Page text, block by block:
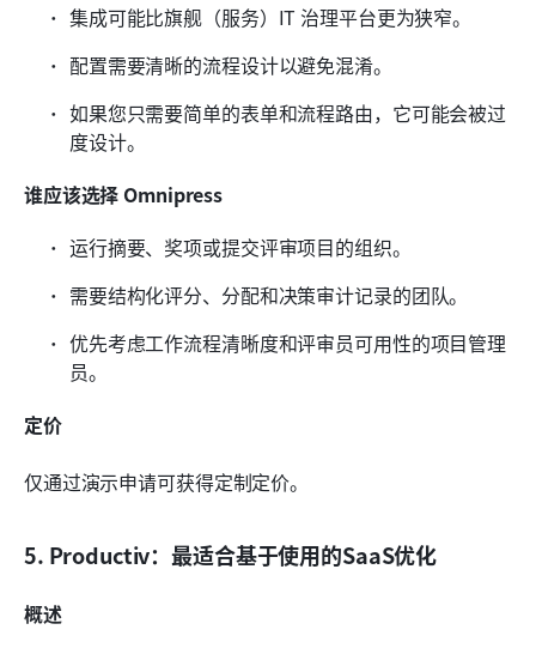
集成可能比旗舰（服务）IT 治理平台更为狭窄。
配置需要清晰的流程设计以避免混淆。
如果您只需要简单的表单和流程路由，它可能会被过
度设计。
谁应该选择 Omnipress
运行摘要、奖项或提交评审项目的组织。
需要结构化评分、分配和决策审计记录的团队。
优先考虑工作流程清晰度和评审员可用性的项目管理
员。
定价
仅通过演示申请可获得定制定价。
5. Productiv：最适合基于使用的SaaS优化
概述